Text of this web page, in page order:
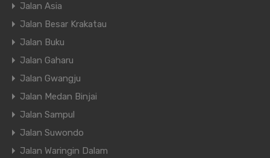
Jalan Asia
Jalan Besar Krakatau
Jalan Buku
Jalan Gaharu
Jalan Gwangju
Jalan Medan Binjai
Jalan Sampul
Jalan Suwondo
Jalan Waringin Dalam